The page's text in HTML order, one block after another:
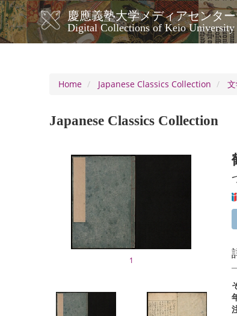
Skip
to
main
content
慶應義塾大学メディアセンタ
Digital Collections of Keio University
メ
イ
ビ
シ
Home
Japanese Classics Collection
Japanese Classics Collection
1